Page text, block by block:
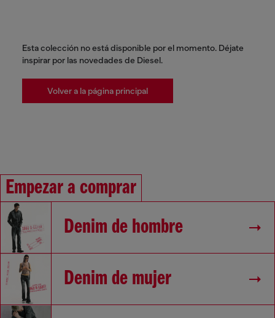
Esta colección no está disponible por el momento. Déjate
inspirar por las novedades de Diesel.
Volver a la página principal
Empezar a comprar
Denim de hombre
Denim de mujer